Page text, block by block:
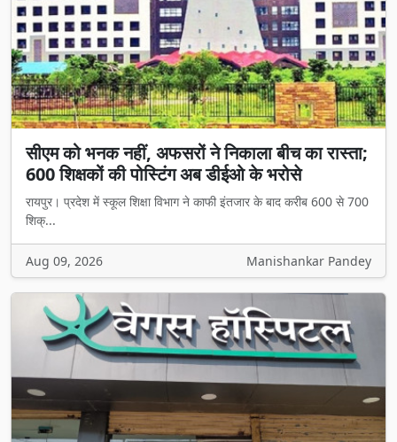
सीएम को भनक नहीं, अफसरों ने निकाला बीच का रास्ता;
600 शिक्षकों की पोस्टिंग अब डीईओ के भरोसे
रायपुर। प्रदेश में स्कूल शिक्षा विभाग ने काफी इंतजार के बाद करीब 600 से 700
शिक्...
Aug 09, 2026 Manishankar Pandey